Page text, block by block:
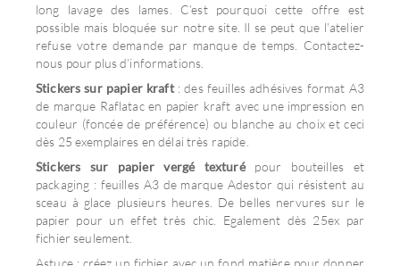
long lavage des lames. C’est pourquoi cette offre est
possible mais bloquée sur notre site. Il se peut que l’atelier
refuse votre demande par manque de temps. Contactez-
nous pour plus d’informations.
Stickers sur papier kraft: des feuilles adhésives format A3
de marque Raflatac en papier kraft avec une impression en
couleur (foncée de préférence) ou blanche au choix et ceci
dès 25 exemplaires en délai très rapide.
Stickers sur papier vergé texturépour bouteilles et
packaging : feuilles A3 de marque Adestor qui résistent au
sceau à glace plusieurs heures. De belles nervures sur le
papier pour un effet très chic. Egalement dès 25ex par
fichier seulement.
Astuce : créez un fichier avec un fond matière pour donner